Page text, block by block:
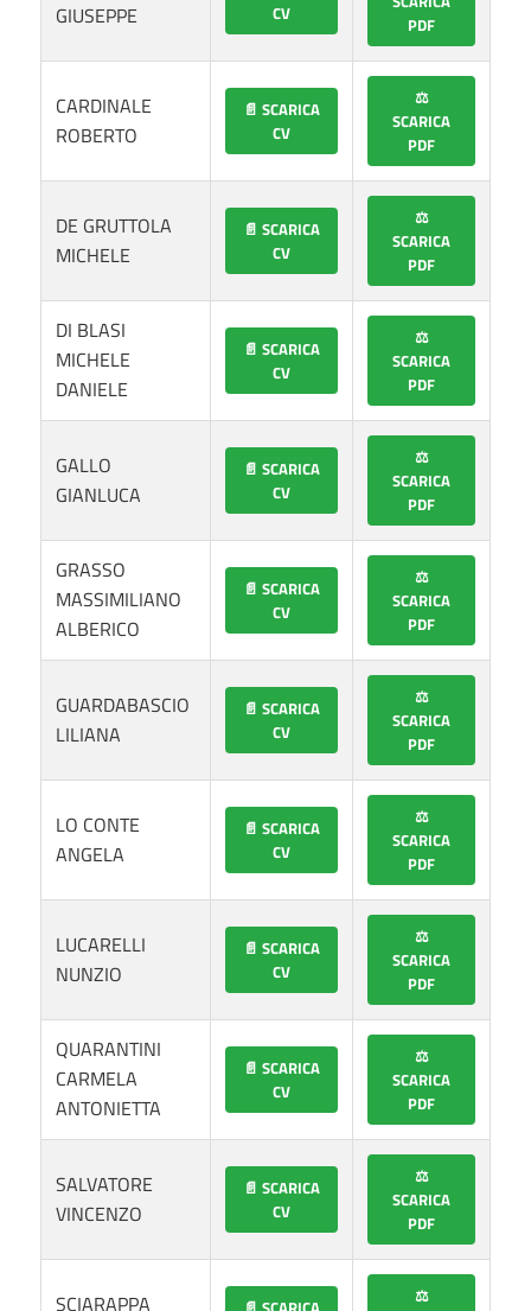
GIUSEPPE
CV
PDF
CARDINALE
ROBERTO
📄 SCARICA
CV
⚖️
SCARICA
PDF
DE GRUTTOLA
MICHELE
📄 SCARICA
CV
⚖️
SCARICA
PDF
DI BLASI
MICHELE
DANIELE
📄 SCARICA
CV
⚖️
SCARICA
PDF
GALLO
GIANLUCA
📄 SCARICA
CV
⚖️
SCARICA
PDF
GRASSO
MASSIMILIANO
ALBERICO
📄 SCARICA
CV
⚖️
SCARICA
PDF
GUARDABASCIO
LILIANA
📄 SCARICA
CV
⚖️
SCARICA
PDF
LO CONTE
ANGELA
📄 SCARICA
CV
⚖️
SCARICA
PDF
LUCARELLI
NUNZIO
📄 SCARICA
CV
⚖️
SCARICA
PDF
QUARANTINI
CARMELA
ANTONIETTA
📄 SCARICA
CV
⚖️
SCARICA
PDF
SALVATORE
VINCENZO
📄 SCARICA
CV
⚖️
SCARICA
PDF
SCIARAPPA
⚖️